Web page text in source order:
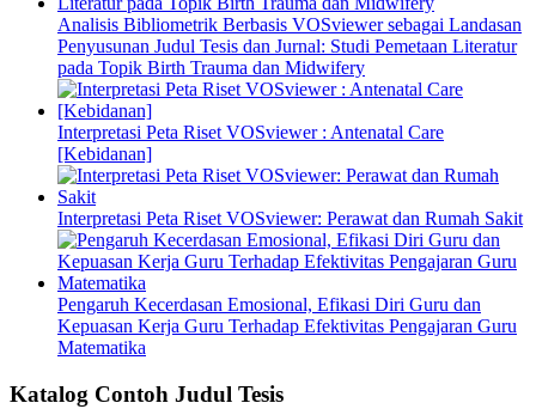
Analisis Bibliometrik Berbasis VOSviewer sebagai Landasan
Penyusunan Judul Tesis dan Jurnal: Studi Pemetaan Literatur
pada Topik Birth Trauma dan Midwifery
Interpretasi Peta Riset VOSviewer : Antenatal Care
[Kebidanan]
Interpretasi Peta Riset VOSviewer: Perawat dan Rumah Sakit
Pengaruh Kecerdasan Emosional, Efikasi Diri Guru dan
Kepuasan Kerja Guru Terhadap Efektivitas Pengajaran Guru
Matematika
Katalog Contoh Judul Tesis